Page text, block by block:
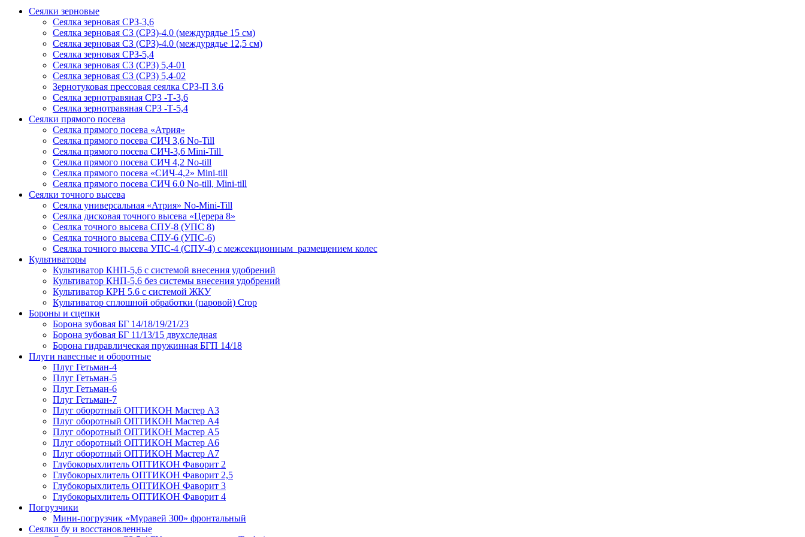
Сеялки зерновые
Сеялка зерновая СРЗ-3,6
Сеялка зерновая СЗ (СРЗ)-4.0 (междурядье 15 см)
Сеялка зерновая СЗ (СРЗ)-4.0 (междурядье 12,5 см)
Сеялка зерновая СРЗ-5,4
Сеялка зерновая СЗ (СРЗ) 5,4-01
Сеялка зерновая СЗ (СРЗ) 5,4-02
Зернотуковая прессовая сеялка СРЗ-П 3.6
Сеялка зернотравяная СРЗ -Т-3,6
Сеялка зернотравяная СРЗ -Т-5,4
Сеялки прямого посева
Сеялка прямого посева «Атрия»
Сеялка прямого посева СИЧ 3,6 No-Till
Сеялка прямого посева СИЧ-3,6 Mini-Till
Сеялка прямого посева СИЧ 4,2 No-till
Сеялка прямого посева «СИЧ-4,2» Mini-till
Сеялка прямого посева СИЧ 6.0 No-till, Mini-till
Сеялки точного высева
Сеялка универсальная «Атрия» No-Mini-Till
Сеялка дисковая точного высева «Церера 8»
Сеялка точного высева СПУ-8 (УПС 8)
Сеялка точного высева СПУ-6 (УПС-6)
Сеялка точного высева УПС-4 (СПУ-4) с межсекционным размещением колес
Культиваторы
Культиватор КНП-5,6 с системой внесения удобрений
Культиватор КНП-5,6 без системы внесения удобрений
Культиватор КРН 5.6 с системой ЖКУ
Культиватор сплошной обработки (паровой) Crop
Бороны и сцепки
Борона зубовая БГ 14/18/19/21/23
Борона зубовая БГ 11/13/15 двухследная
Борона гидравлическая пружинная БГП 14/18
Плуги навесные и оборотные
Плуг Гетьман-4
Плуг Гетьман-5
Плуг Гетьман-6
Плуг Гетьман-7
Плуг оборотный ОПТИКОН Мастер А3
Плуг оборотный ОПТИКОН Мастер А4
Плуг оборотный ОПТИКОН Мастер А5
Плуг оборотный ОПТИКОН Мастер А6
Плуг оборотный ОПТИКОН Мастер А7
Глубокорыхлитель ОПТИКОН Фаворит 2
Глубокорыхлитель ОПТИКОН Фаворит 2,5
Глубокорыхлитель ОПТИКОН Фаворит 3
Глубокорыхлитель ОПТИКОН Фаворит 4
Погрузчики
Мини-погрузчик «Муравей 300» фронтальный
Сеялки бу и восстановленные